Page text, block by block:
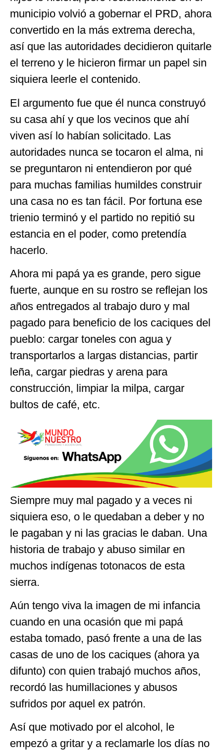
municipio volvió a gobernar el PRD, ahora
convertido en la más extrema derecha,
así que las autoridades decidieron quitarle
el terreno y le hicieron firmar un papel sin
siquiera leerle el contenido.
El argumento fue que él nunca construyó
su casa ahí y que los vecinos que ahí
viven así lo habían solicitado. Las
autoridades nunca se tocaron el alma, ni
se preguntaron ni entendieron por qué
para muchas familias humildes construir
una casa no es tan fácil. Por fortuna ese
trienio terminó y el partido no repitió su
estancia en el poder, como pretendía
hacerlo.
Ahora mi papá ya es grande, pero sigue
fuerte, aunque en su rostro se reflejan los
años entregados al trabajo duro y mal
pagado para beneficio de los caciques del
pueblo: cargar toneles con agua y
transportarlos a largas distancias, partir
leña, cargar piedras y arena para
construcción, limpiar la milpa, cargar
bultos de café, etc.
Siempre muy mal pagado y a veces ni
siquiera eso, o le quedaban a deber y no
le pagaban y ni las gracias le daban. Una
historia de trabajo y abuso similar en
muchos indígenas totonacos de esta
sierra.
Aún tengo viva la imagen de mi infancia
cuando en una ocasión que mi papá
estaba tomado, pasó frente a una de las
casas de uno de los caciques (ahora ya
difunto) con quien trabajó muchos años,
recordó las humillaciones y abusos
sufridos por aquel ex patrón.
Así que motivado por el alcohol, le
empezó a gritar y a reclamarle los días no